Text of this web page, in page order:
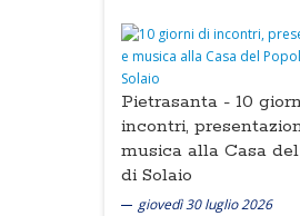
Pietrasanta - 10
incontri,
musica alla Casa
di Solaio
giovedì 30 luglio 2026